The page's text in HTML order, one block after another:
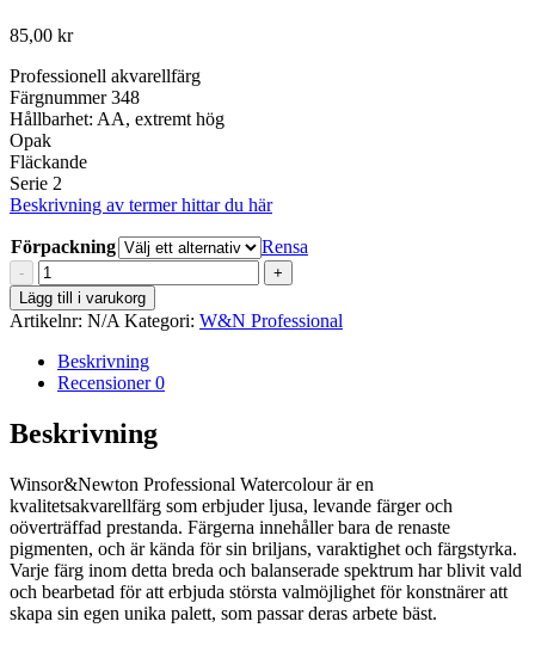
85,00 kr
Professionell akvarellfärg
Färgnummer 348
Hållbarhet: AA, extremt hög
Opak
Fläckande
Serie 2
Beskrivning av termer hittar du här
Förpackning Rensa
-
Lemon
Yellow
Deep
-
Winsor&Newton
Professional
Watercolour
mängd
+
Lägg till i varukorg
Artikelnr: N/A Kategori: W&N Professional
Beskrivning
Recensioner0
Beskrivning
Winsor&Newton Professional Watercolour är en
kvalitetsakvarellfärg som erbjuder ljusa, levande färger och
oöverträffad prestanda. Färgerna innehåller bara de renaste
pigmenten, och är kända för sin briljans, varaktighet och färgstyrka.
Varje färg inom detta breda och balanserade spektrum har blivit vald
och bearbetad för att erbjuda största valmöjlighet för konstnärer att
skapa sin egen unika palett, som passar deras arbete bäst.